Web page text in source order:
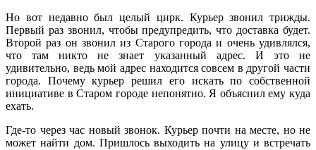
Но вот недавно был целый цирк. Курьер звонил трижды.
Первый раз звонил, чтобы предупредить, что доставка будет.
Второй раз он звонил из Старого города и очень удивлялся,
что там никто не знает указанный адрес. И это не
удивительно, ведь мой адрес находится совсем в другой части
города. Почему курьер решил его искать по собственной
инициативе в Старом городе непонятно. Я объяснил ему куда
ехать.
Где-то через час новый звонок. Курьер почти на месте, но не
может найти дом. Пришлось выходить на улицу и встречать